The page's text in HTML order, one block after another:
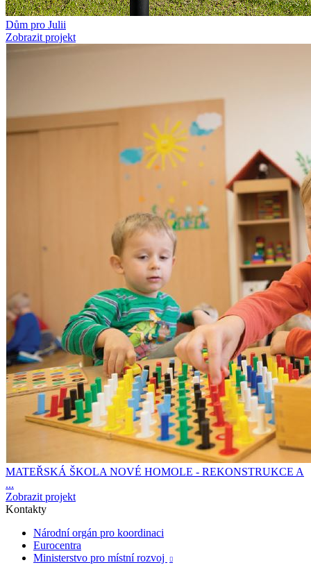
Dům pro Julii
Zobrazit projekt
MATEŘSKÁ ŠKOLA NOVÉ HOMOLE - REKONSTRUKCE A
...
Zobrazit projekt
Kontakty
Národní orgán pro koordinaci
Eurocentra
Ministerstvo pro místní rozvoj
